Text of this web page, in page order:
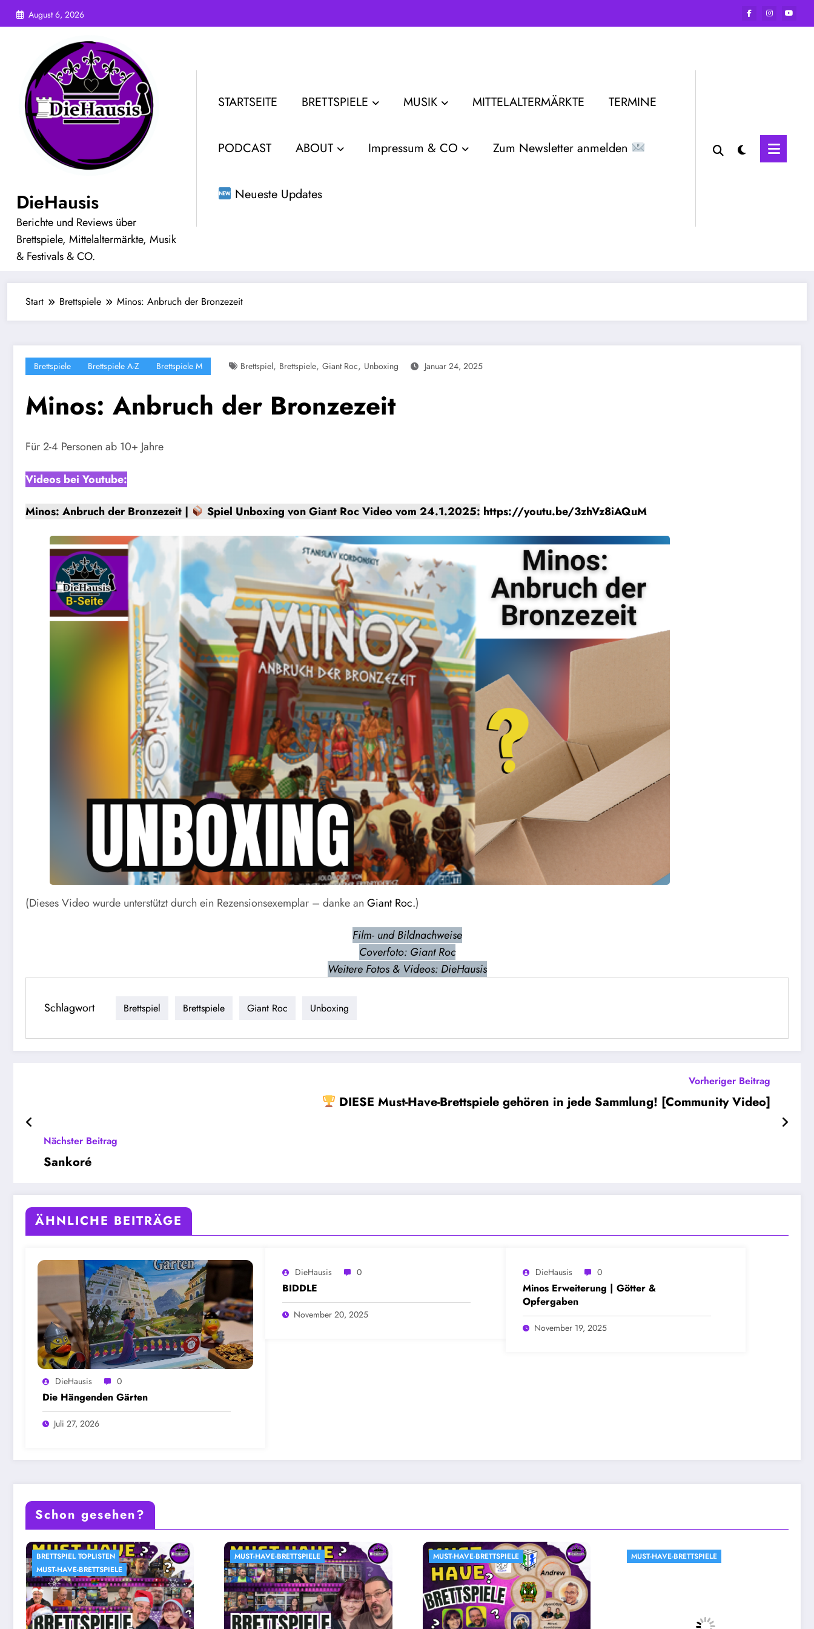
Inhalt
August 6, 2026
DieHausis
Berichte und Reviews über
Brettspiele, Mittelaltermärkte, Musik
& Festivals & CO.
STARTSEITE BRETTSPIELE MUSIK MITTELALTERMÄRKTE TERMINE
PODCAST ABOUT Impressum & CO Zum Newsletter anmelden
Neueste Updates
Start Brettspiele Minos: Anbruch der Bronzezeit
Brettspiele Brettspiele A-Z Brettspiele M Brettspiel, Brettspiele, Giant Roc, Unboxing Januar 24, 2025
Minos: Anbruch der Bronzezeit
Für 2-4 Personen ab 10+ Jahre
Videos bei Youtube:
Minos: Anbruch der Bronzezeit | Spiel Unboxing von Giant Roc Video vom 24.1.2025: https://youtu.be/3zhVz8iAQuM
(Dieses Video wurde unterstützt durch ein Rezensionsexemplar – danke an Giant Roc.)
Film- und Bildnachweise
Coverfoto: Giant Roc
Weitere Fotos & Videos: DieHausis
Schlagwort Brettspiel Brettspiele Giant Roc Unboxing
Vorheriger Beitrag
DIESE Must-Have-Brettspiele gehören in jede Sammlung! [Community Video]
Nächster Beitrag
Sankoré
ÄHNLICHE BEITRÄGE
DieHausis 0
Die Hängenden Gärten
Juli 27, 2026
DieHausis 0
BIDDLE
November 20, 2025
DieHausis 0
Minos Erweiterung | Götter &
Opfergaben
November 19, 2025
Schon gesehen?
MUST-HAVE-BRETTSPIELE MUST-HAVE-BRETTSPIELE MUST-HAVE-BRETTSPIELE MUST-HAVE-BRETTSPIELE